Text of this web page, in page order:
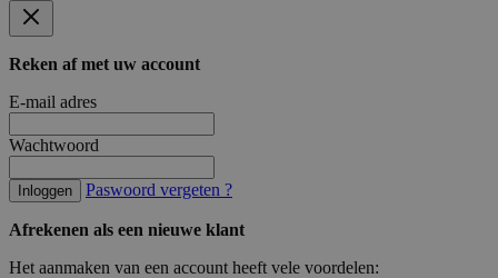
Reken af met uw account
E-mail adres
Wachtwoord
Inloggen Paswoord vergeten ?
Afrekenen als een nieuwe klant
Het aanmaken van een account heeft vele voordelen: